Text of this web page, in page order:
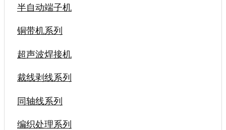
半自动端子机
铜带机系列
超声波焊接机
裁线剥线系列
同轴线系列
编织处理系列